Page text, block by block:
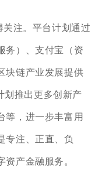
注。平台计划通过
务）、支付宝（资
块链产业发展提供
划推出更多创新产
等，进一步丰富用
专注、正直、负
产金融服务。